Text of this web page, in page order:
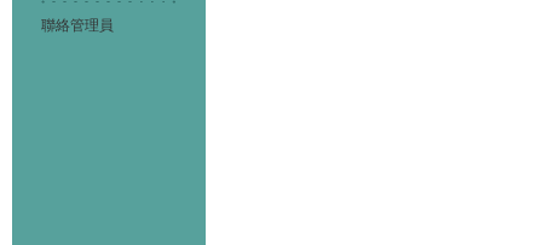
聯絡管理員